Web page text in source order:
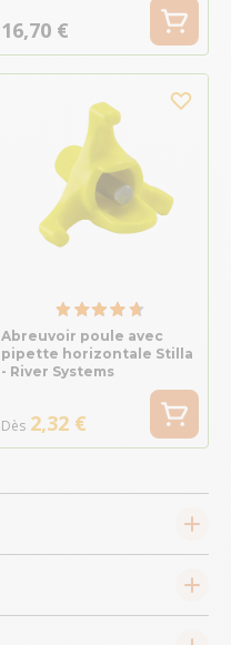
16,70 €
Abreuvoir poule avec
pipette horizontale Stilla
- River Systems
Dès 2,32 €